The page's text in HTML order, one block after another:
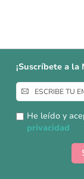
¡Suscríbete a
Inscríbase
a
nuestro
boletín
He leído y
privacidad